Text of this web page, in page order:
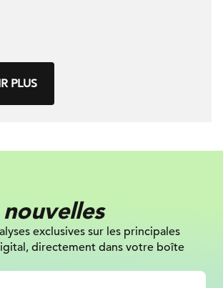
PLUS
exclusives sur les principales
directement dans votre boîte